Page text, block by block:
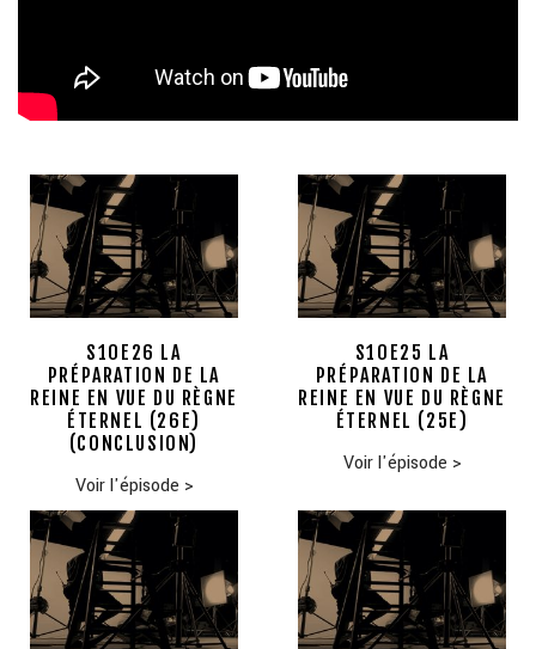
S10E26 LA
PRÉPARATION DE LA
REINE EN VUE DU RÈGNE
ÉTERNEL (26E)
(CONCLUSION)
Voir l'épisode >
S10E25 LA
PRÉPARATION DE LA
REINE EN VUE DU RÈGNE
ÉTERNEL (25E)
Voir l'épisode >